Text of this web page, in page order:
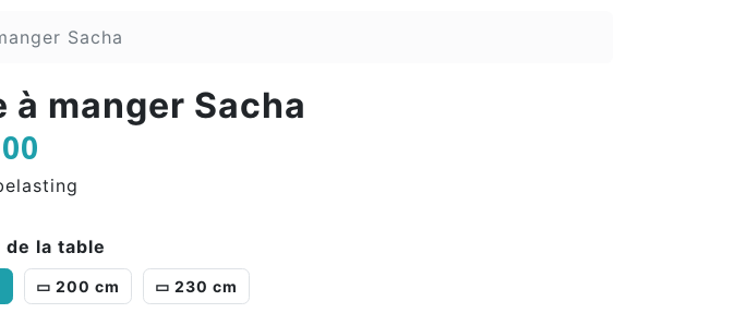
Sacha
à manger Sacha
de la table
▭ 200 cm ▭ 230 cm